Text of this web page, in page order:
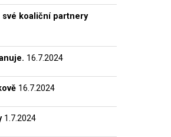
koaliční partnery
16.7.2024
16.7.2024
1.7.2024